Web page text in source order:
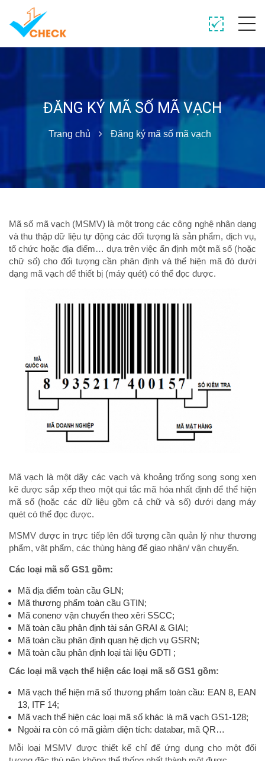
ĐĂNG KÝ MÃ SỐ MÃ VẠCH
Trang chủ Đăng ký mã số mã vạch
Mã số mã vạch (MSMV) là một trong các công nghệ nhận dạng
và thu thập dữ liệu tự động các đối tượng là sản phẩm, dịch vụ,
tổ chức hoặc địa điểm… dựa trên việc ấn định một mã số (hoặc
chữ số) cho đối tượng cần phân định và thể hiện mã đó dưới
dạng mã vạch để thiết bị (máy quét) có thể đọc được.
Mã vạch là một dãy các vạch và khoảng trống song song xen
kẽ được sắp xếp theo một qui tắc mã hóa nhất định để thể hiện
mã số (hoặc các dữ liệu gồm cả chữ và số) dưới dạng máy
quét có thể đọc được.
MSMV được in trực tiếp lên đối tượng cần quản lý như thương
phẩm, vật phẩm, các thùng hàng để giao nhận/ vận chuyển.
Các loại mã số GS1 gồm:
Mã địa điểm toàn cầu GLN;
Mã thương phẩm toàn cầu GTIN;
Mã conenơ vận chuyển theo xêri SSCC;
Mã toàn cầu phân định tài sản GRAI & GIAI;
Mã toàn cầu phân định quan hệ dịch vụ GSRN;
Mã toàn cầu phân định loại tài liệu GDTI ;
Các loại mã vạch thể hiện các loại mã số GS1 gồm:
Mã vạch thể hiện mã số thương phẩm toàn cầu: EAN 8, EAN
13, ITF 14;
Mã vạch thể hiện các loại mã số khác là mã vạch GS1-128;
Ngoài ra còn có mã giảm diện tích: databar, mã QR…
Mỗi loại MSMV được thiết kế chỉ để ứng dụng cho một đối